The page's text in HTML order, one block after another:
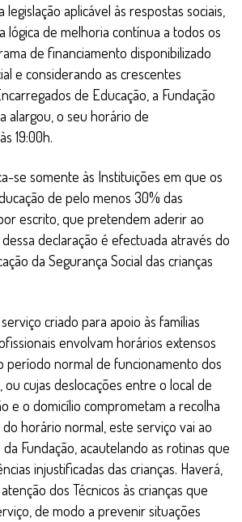
aplicável às respostas sociais,
lógica de melhoria contínua a todos os
de financiamento disponibilizado
e considerando as crescentes
de Educação, a Fundação
alargou, o seu horário de
19:00h.
se somente às Instituições em que os
de pelo menos 30% das
escrito, que pretendem aderir ao
declaração é efectuada através do
da Segurança Social das crianças
criado para apoio às famílias
envolvam horários extensos
período normal de funcionamento dos
ou cujas deslocações entre o local de
e o domicílio comprometam a recolha
horário normal, este serviço vai ao
Fundação, acautelando as rotinas que
injustificadas das crianças. Haverá,
dos Técnicos às crianças que
de modo a prevenir situações